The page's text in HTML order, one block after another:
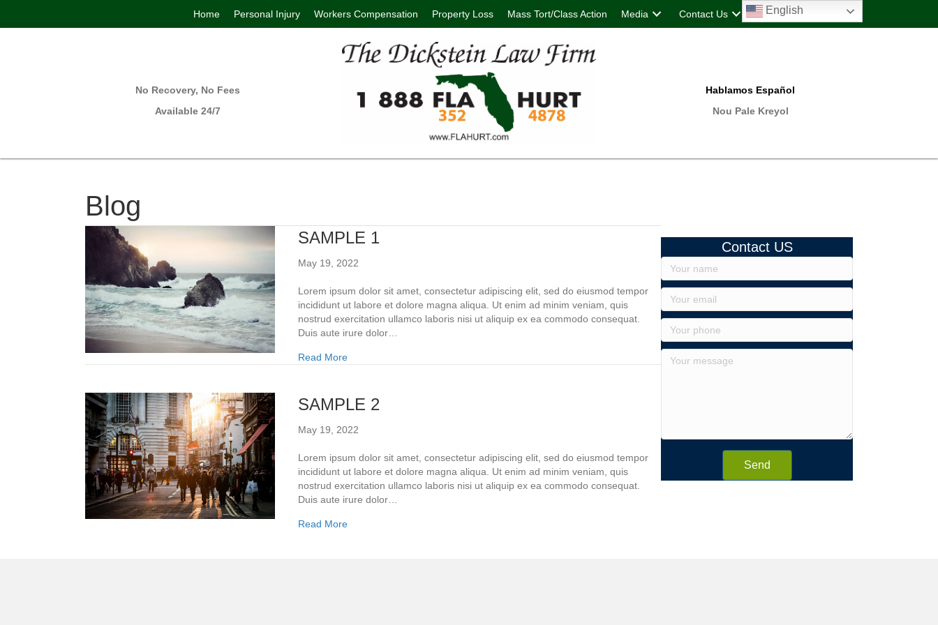
Home Personal Injury Workers Compensation Property Loss Mass Tort/Class Action Media Contact Us
No Recovery, No Fees
Available 24/7
Hablamos Español
Nou Pale Kreyol
Blog
SAMPLE 1
May 19, 2022
Lorem ipsum dolor sit amet, consectetur adipiscing elit, sed do eiusmod tempor
incididunt ut labore et dolore magna aliqua. Ut enim ad minim veniam, quis
nostrud exercitation ullamco laboris nisi ut aliquip ex ea commodo consequat.
Duis aute irure dolor…
Read More
SAMPLE 2
May 19, 2022
Lorem ipsum dolor sit amet, consectetur adipiscing elit, sed do eiusmod tempor
incididunt ut labore et dolore magna aliqua. Ut enim ad minim veniam, quis
nostrud exercitation ullamco laboris nisi ut aliquip ex ea commodo consequat.
Duis aute irure dolor…
Read More
Contact US
Send
English